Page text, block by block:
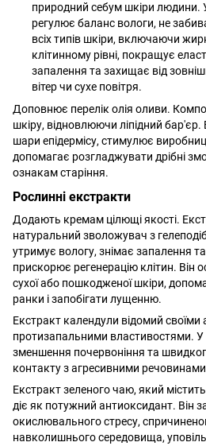
природний себум шкіри людини.
регулює баланс вологи, не
всіх типів шкіри, включаючи
клітинному рівні, покращує
запалення та захищає від
вітер чи сухе повітря.
Доповнює перелік олія оливи.
шкіру, відновлюючи ліпідний
шари епідермісу, стимулює
допомагає розгладжувати дрібні
ознакам старіння.
Рослинні екстракти
Додають кремам цілющі якості.
натуральний зволожувач з
утримує вологу, знімає запалення
прискорює регенерацію клітин. Він
сухої або пошкодженої шкіри,
ранки і запобігати лущенню.
Екстракт календули відомий своїми
протизапальними властивостями. У
зменшення почервоніння та
контакту з агресивними
Екстракт зеленого чаю, який
діє як потужний антиоксидант. Він
окислювального стресу,
навколишнього середовища,